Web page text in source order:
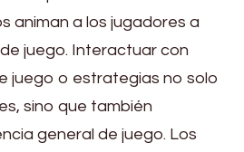
animan a los jugadores a
juego. Interactuar con
juego o estrategias no solo
sino que también
general de juego. Los